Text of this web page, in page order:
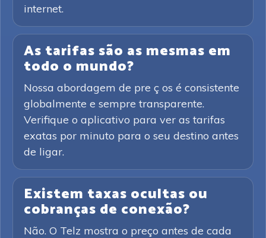
internet.
As tarifas são as mesmas em
todo o mundo?
Nossa abordagem de pre ç os é consistente
globalmente e sempre transparente.
Verifique o aplicativo para ver as tarifas
exatas por minuto para o seu destino antes
de ligar.
Existem taxas ocultas ou
cobranças de conexão?
Não. O Telz mostra o preço antes de cada